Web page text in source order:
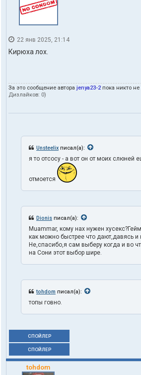
22 янв 2025, 21:14
Кирюха лох.
За это сообщение автора jenya23-2 пока никто
Дизлайков: 0)
Unsteelix писал(а):
я то отсосу - а вот он от моих слюней
отмоется
Dionis писал(а):
Muammar, кому нах нужен
как можно быстрее что дают,давясь
Не,спасибо,я сам выберу когда и во
на Сони этот выбор шире.
tohdom писал(а):
топы говно.
СПОЙЛЕР
СПОЙЛЕР
tohdom